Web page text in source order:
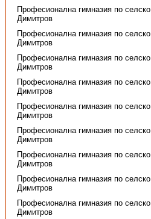
Професионална гимназия по
Димитров
Професионална гимназия по
Димитров
Професионална гимназия по
Димитров
Професионална гимназия по
Димитров
Професионална гимназия по
Димитров
Професионална гимназия по
Димитров
Професионална гимназия по
Димитров
Професионална гимназия по
Димитров
Професионална гимназия по
Димитров